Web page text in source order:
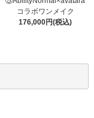
コラボワンメイク
176,000円(税込)